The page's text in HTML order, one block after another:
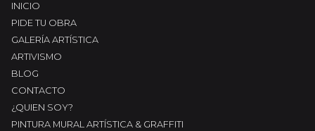
INICIO
PIDE TU OBRA
GALERÍA ARTÍSTICA
ARTIVISMO
BLOG
CONTACTO
¿QUIEN SOY?
PINTURA MURAL ARTÍSTICA & GRAFFITI